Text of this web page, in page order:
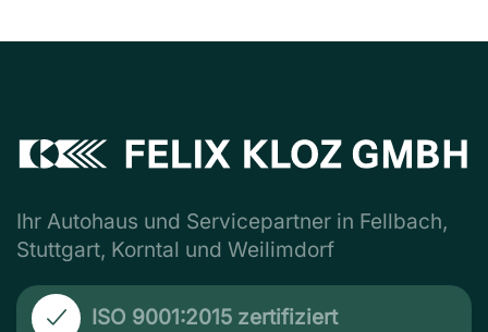
Ihr Autohaus und Servicepartner in Fellbach,
Stuttgart, Korntal und Weilimdorf
ISO 9001:2015 zertifiziert